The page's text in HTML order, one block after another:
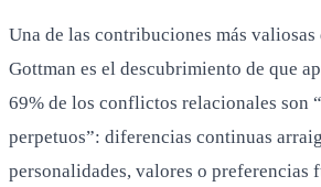
Una de las contribuciones más
Gottman es el descubrimiento de que
69% de los conflictos relacionales son
perpetuos”: diferencias continuas
personalidades, valores o preferencias